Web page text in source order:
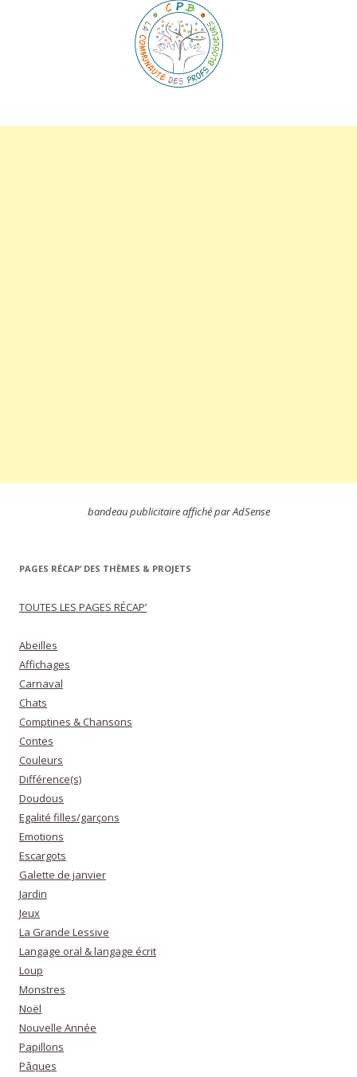
bandeau publicitaire affiché par AdSense
PAGES RÉCAP’ DES THÈMES & PROJETS
TOUTES LES PAGES RÉCAP’
Abeilles
Affichages
Carnaval
Chats
Comptines & Chansons
Contes
Couleurs
Différence(s)
Doudous
Egalité filles/garçons
Emotions
Escargots
Galette de janvier
Jardin
Jeux
La Grande Lessive
Langage oral & langage écrit
Loup
Monstres
Noël
Nouvelle Année
Papillons
Pâques